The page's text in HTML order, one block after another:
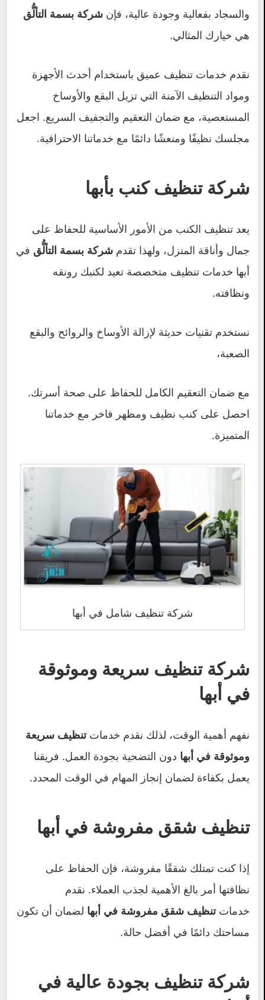
والسجاد بفعالية وجودة عالية، فإن شركة بسمة التألُّق
هي خيارك المثالي.
نقدم خدمات تنظيف عميق باستخدام أحدث الأجهزة
ومواد التنظيف الآمنة التي تزيل البقع والأوساخ
المستعصية، مع ضمان التعقيم والتجفيف السريع. اجعل
مجلسك نظيفًا ومنعشًا دائمًا مع خدماتنا الاحترافية.
شركة تنظيف كنب بأبها
يعد تنظيف الكنب من الأمور الأساسية للحفاظ على
جمال وأناقة المنزل، ولهذا تقدم شركة بسمة التألُّق في
أبها خدمات تنظيف متخصصة تعيد لكنبك رونقه
ونظافته.
نستخدم تقنيات حديثة لإزالة الأوساخ والروائح والبقع
الصعبة،
مع ضمان التعقيم الكامل للحفاظ على صحة أسرتك.
احصل على كنب نظيف ومظهر فاخر مع خدماتنا
المتميزة.
شركة تنظيف شامل في أبها
شركة تنظيف سريعة وموثوقة
في أبها
نفهم أهمية الوقت، لذلك نقدم خدماتتنظيف سريعة
وموثوقة في أبها دون التضحية بجودة العمل. فريقنا
يعمل بكفاءة لضمان إنجاز المهام في الوقت المحدد.
تنظيف شقق مفروشة في أبها
إذا كنت تمتلك شققًا مفروشة، فإن الحفاظ على
نظافتها أمر بالغ الأهمية لجذب العملاء. نقدم
خدماتتنظيف شقق مفروشة في أبها لضمان أن تكون
مساحتك دائمًا في أفضل حالة.
شركة تنظيف بجودة عالية في